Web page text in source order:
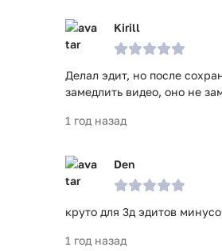
Kirill
Делал эдит, но после
замедлить видео, оно не
1 год назад
Den
круто для 3д эдитов
1 год назад